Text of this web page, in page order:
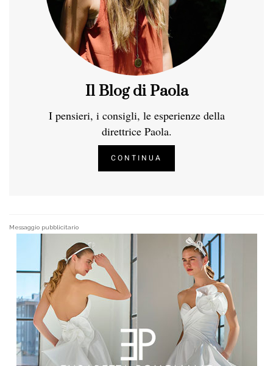
Il Blog di Paola
I pensieri, i consigli, le esperienze della
direttrice Paola.
CONTINUA
Messaggio pubblicitario